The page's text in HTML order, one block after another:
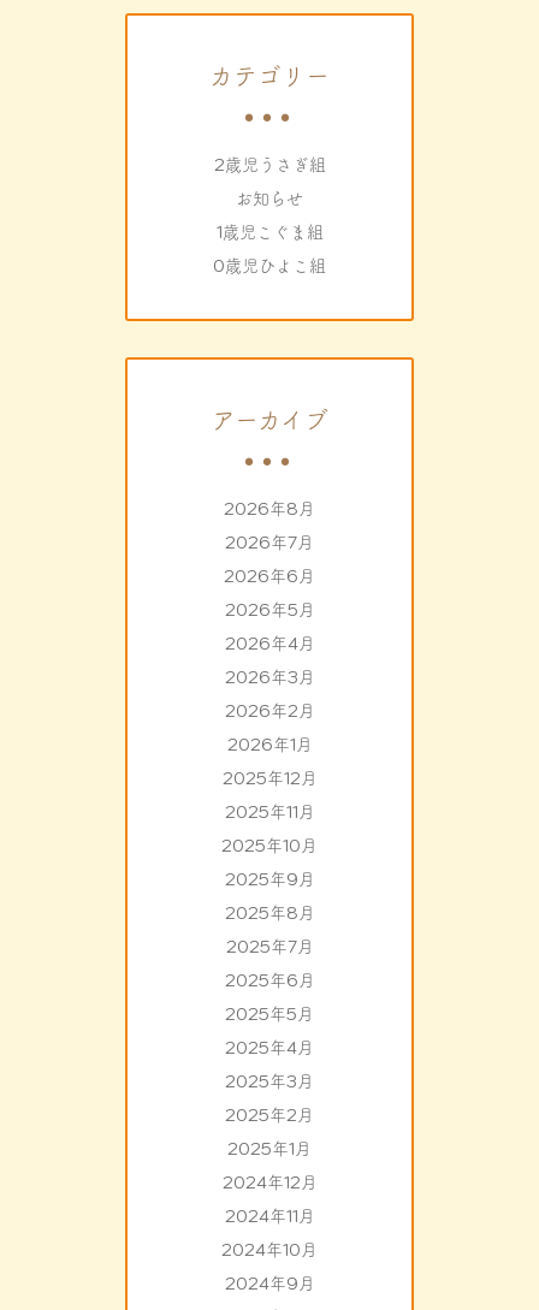
カテゴリー
2歳児うさぎ組
お知らせ
1歳児こぐま組
0歳児ひよこ組
アーカイブ
2026年8月
2026年7月
2026年6月
2026年5月
2026年4月
2026年3月
2026年2月
2026年1月
2025年12月
2025年11月
2025年10月
2025年9月
2025年8月
2025年7月
2025年6月
2025年5月
2025年4月
2025年3月
2025年2月
2025年1月
2024年12月
2024年11月
2024年10月
2024年9月